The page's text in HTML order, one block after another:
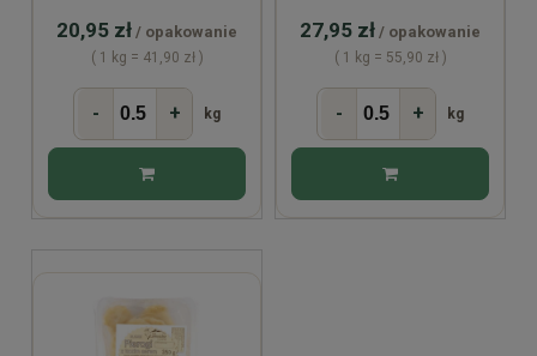
20,95 zł / opakowanie
( 1 kg = 41,90 zł )
- + kg
27,95 zł / opakowanie
( 1 kg = 55,90 zł )
- + kg